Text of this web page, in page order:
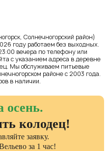
Солнечногорский район)
году работаем без выходных.
вечера по телефону или
с указанием адреса в деревне
Мы обслуживаем питьевые
районе с 2003 года.
в наличии.
колодец!
заявку.
за 1 час!